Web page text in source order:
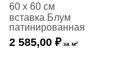
60 x 60 см
вставка Блум
патинированная
2 585,00 ₽ за м²